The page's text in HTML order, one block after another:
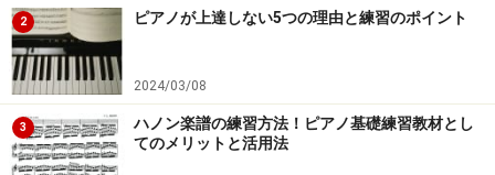
選曲に偏りがでやすい
次のステップへいくタイミングを自分で判断しなけ
ればならないので、目標を立てづらい
独習で一番気をつけなければならないのは、間違いに気
づかず繰り返し練習することによって、悪い癖がついた
2 ピアノが上達しない5つの理由と練習のポイント
2024/03/08
3
ハノン楽譜の練習方法！ピアノ基礎練習教材とし
てのメリットと活用法